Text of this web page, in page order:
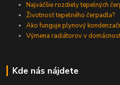
Najväčšie rozdiely tepelných
Životnosť tepelného čerpadla?
Ako funguje plynový
Výmena radiátorov v
Kde nás nájdete